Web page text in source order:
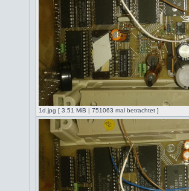
1d.jpg [ 3.51 MiB | 751063 mal betrachtet ]